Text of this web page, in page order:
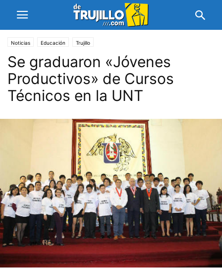
Noticias Educación Trujillo
Se graduaron «Jóvenes
Productivos» de Cursos
Técnicos en la UNT